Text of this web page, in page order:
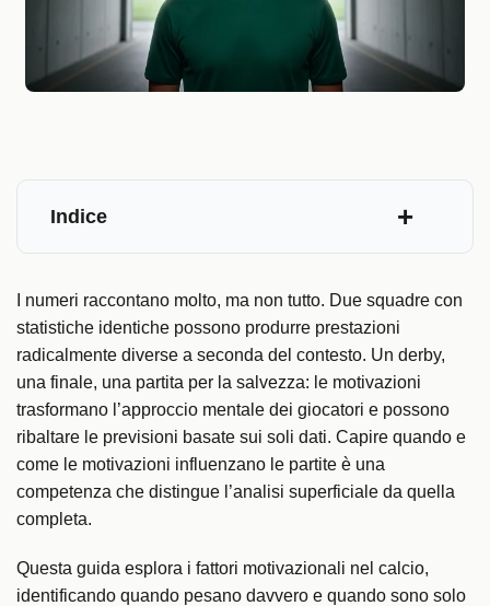
Indice
I numeri raccontano molto, ma non tutto. Due squadre con
statistiche identiche possono produrre prestazioni
radicalmente diverse a seconda del contesto. Un derby,
una finale, una partita per la salvezza: le motivazioni
trasformano l’approccio mentale dei giocatori e possono
ribaltare le previsioni basate sui soli dati. Capire quando e
come le motivazioni influenzano le partite è una
competenza che distingue l’analisi superficiale da quella
completa.
Questa guida esplora i fattori motivazionali nel calcio,
identificando quando pesano davvero e quando sono solo